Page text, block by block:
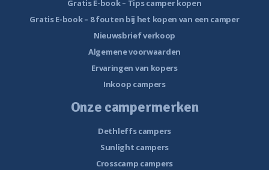
Gratis E-book – Tips camper kopen
Gratis E-book – 8 fouten bij het kopen van een camper
Nieuwsbrief verkoop
Algemene voorwaarden
Ervaringen van kopers
Inkoop campers
Onze campermerken
Dethleffs campers
Sunlight campers
Crosscamp campers